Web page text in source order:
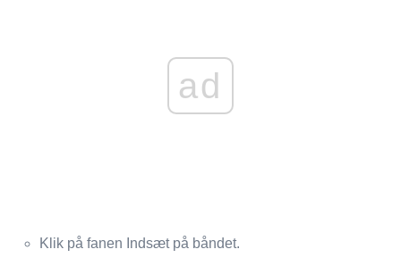
ad
Klik på fanen Indsæt på båndet.